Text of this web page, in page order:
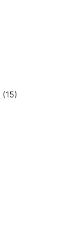
(15)